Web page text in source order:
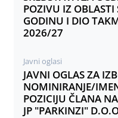
POZIVU IZ
GODINU I DIO
2026/27
Javni oglasi
JAVNI OGLAS ZA
NOMINIRANJE/
POZICIJU ČLANA
JP "PARKINZI"